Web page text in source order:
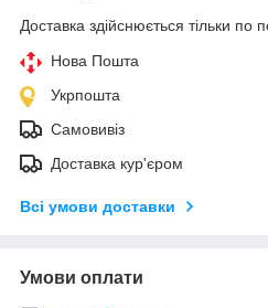
Доставка здійснюється тільки по
Нова Пошта
Укрпошта
Самовивіз
Доставка кур'єром
Всі умови доставки
Умови оплати